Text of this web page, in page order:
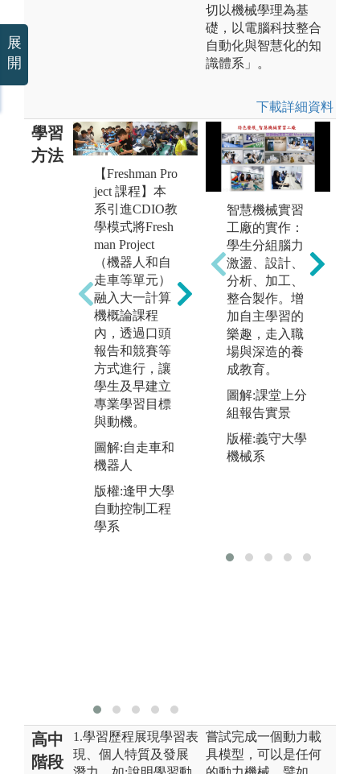
切以機械學理為基
礎，以電腦科技整合
自動化與智慧化的知
識體系」。
下載詳細資料
學習
方法
【Freshman Pro
ject 課程】本
系引進CDIO教
學模式將Fresh
man Project
（機器人和自
走車等單元）
融入大一計算
機概論課程
內，透過口頭
報告和競賽等
方式進行，讓
學生及早建立
專業學習目標
與動機。
圖解:自走車和
機器人
版權:逢甲大學
自動控制工程
學系
【深碗專題課
程】本系引進
CDIO教學模式
設計3個深碗專
題並配合跨年
度課程，以培
養學生完整
軟、硬體系統
之基礎實務實
力、邏輯思
考、協調整
合、發現問題
與解決問題之
能力，並培養
合作的默契。
智慧機械實習
工廠的實作：
學生分組腦力
激盪、設計、
分析、加工、
整合製作。增
加自主學習的
樂趣，走入職
場與深造的養
成教育。
圖解:課堂上分
組報告實景
版權:義守大學
機械系
高中
階段
1.學習歷程展現學習表
現、個人特質及發展
嘗試完成一個動力載
具模型，可以是任何
展
開